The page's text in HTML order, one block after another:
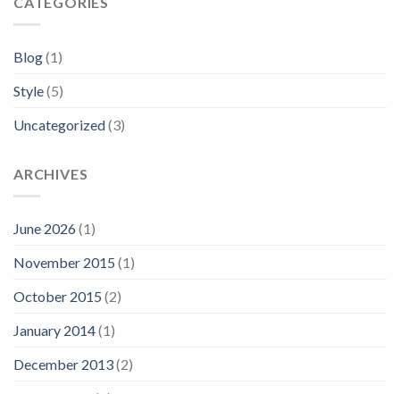
Blog(1)
Style(5)
Uncategorized(3)
ARCHIVES
June 2026(1)
November 2015 (1)
October 2015 (2)
January 2014(1)
December 2013(2)